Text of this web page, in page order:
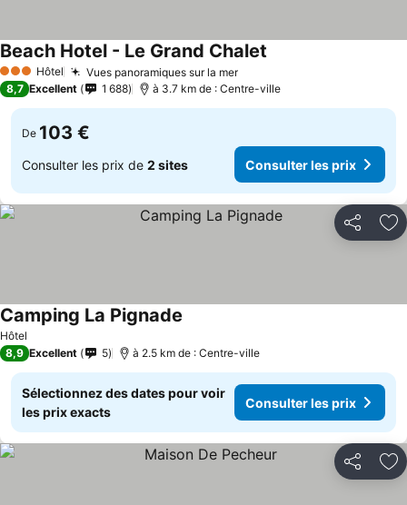
3 ÉtoilesHôtel Vues panoramiques sur la mer
Beach Hotel - Le Grand Chalet
8,7 Excellent 1 688 à 3.7 km de : Centre-ville
De 103 €
Consulter les prix de 2 sites Consulter les prix
Partager
Hôtel
Camping La Pignade
8,9 Excellent 5 à 2.5 km de : Centre-ville
Sélectionnez des dates pour voir
les prix exacts
Consulter les prix
Partager